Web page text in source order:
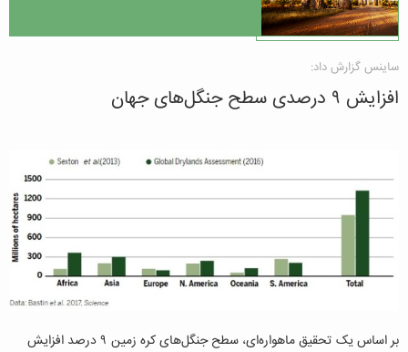
ساینس گزارش داد:
افزایش ۹ درصدی سطح جنگل‌های جهان
بر اساس یک تحقیق ماهواره‌ای، سطح جنگل‌های کره زمین ۹ درصد افزایش